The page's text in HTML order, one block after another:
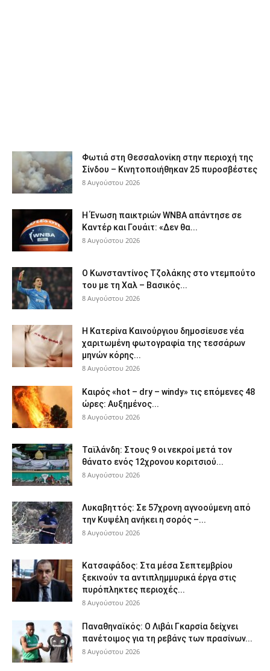
Φωτιά στη Θεσσαλονίκη στην περιοχή της
Σίνδου – Κινητοποιήθηκαν 25 πυροσβέστες
8 Αυγούστου 2026
Η Ένωση παικτριών WNBA απάντησε σε
Καντέρ και Γουάιτ: «Δεν θα...
8 Αυγούστου 2026
Ο Κωνσταντίνος Τζολάκης στο ντεμπούτο
του με τη Χαλ – Βασικός...
8 Αυγούστου 2026
Η Κατερίνα Καινούργιου δημοσίευσε νέα
χαριτωμένη φωτογραφία της τεσσάρων
μηνών κόρης...
8 Αυγούστου 2026
Καιρός «hot – dry – windy» τις επόμενες 48
ώρες: Αυξημένος...
8 Αυγούστου 2026
Ταϊλάνδη: Στους 9 οι νεκροί μετά τον
θάνατο ενός 12χρονου κοριτσιού...
8 Αυγούστου 2026
Λυκαβηττός: Σε 57χρονη αγνοούμενη από
την Κυψέλη ανήκει η σορός –...
8 Αυγούστου 2026
Κατσαφάδος: Στα μέσα Σεπτεμβρίου
ξεκινούν τα αντιπλημμυρικά έργα στις
πυρόπληκτες περιοχές...
8 Αυγούστου 2026
Παναθηναϊκός: Ο Λιβάι Γκαρσία δείχνει
πανέτοιμος για τη ρεβάνς των πρασίνων...
8 Αυγούστου 2026